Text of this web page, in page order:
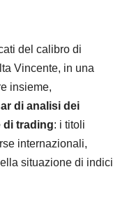
del calibro di
Vincente, in una
insieme,
di analisi dei
di trading: i titoli
internazionali,
situazione di indici